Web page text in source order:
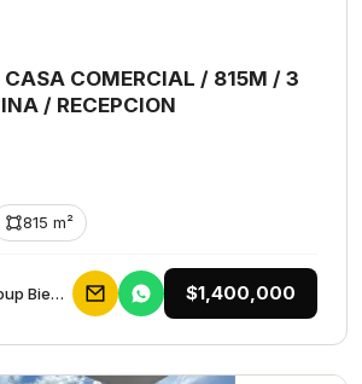
CASA COMERCIAL / 815M / 3
/ RECEPCION
815 m²
Galceb Group Bienes Raices $1,400,000